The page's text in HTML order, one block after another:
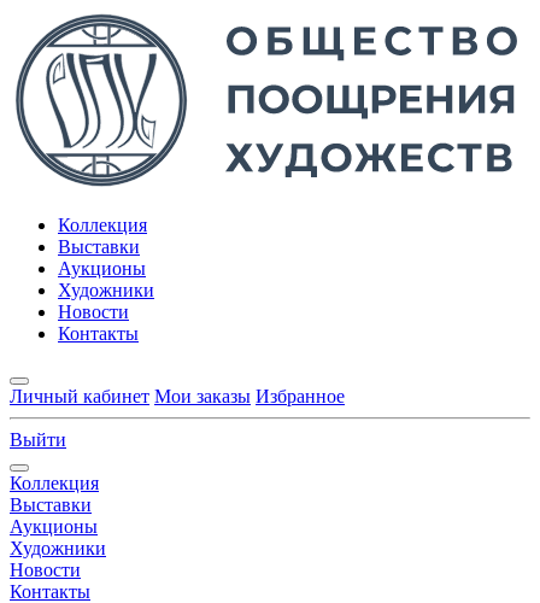
Коллекция
Выставки
Аукционы
Художники
Новости
Контакты
Личный кабинет Мои заказы Избранное
Выйти
Коллекция
Выставки
Аукционы
Художники
Новости
Контакты